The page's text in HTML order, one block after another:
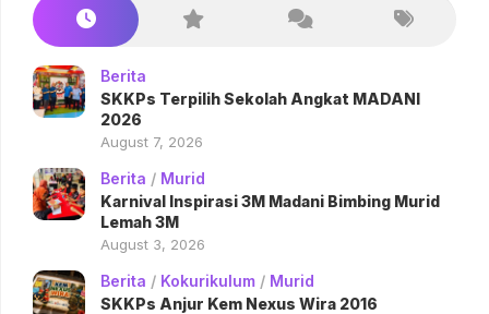
Berita
SKKPs Terpilih Sekolah Angkat MADANI
2026
August 7, 2026
Berita / Murid
Karnival Inspirasi 3M Madani Bimbing Murid
Lemah 3M
August 3, 2026
Berita / Kokurikulum / Murid
SKKPs Anjur Kem Nexus Wira 2016